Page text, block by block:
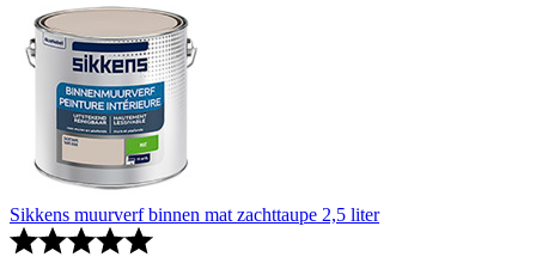
Sikkens muurverf binnen mat zachttaupe 2,5 liter